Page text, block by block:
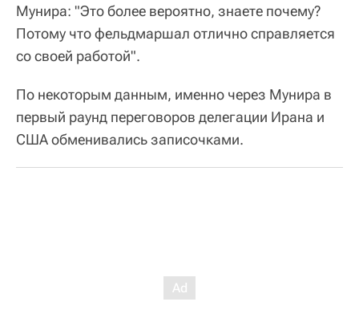
Мунира: "Это более вероятно, знаете почему?
Потому что фельдмаршал отлично справляется
со своей работой".
По некоторым данным, именно через Мунира в
первый раунд переговоров делегации Ирана и
США обменивались записочками.